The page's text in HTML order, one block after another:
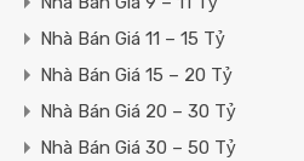
Nhà Bán Giá 11 – 15 Tỷ
Nhà Bán Giá 15 – 20 Tỷ
Nhà Bán Giá 20 – 30 Tỷ
Nhà Bán Giá 30 – 50 Tỷ